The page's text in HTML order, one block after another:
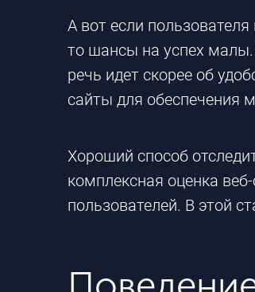
А вот если
то шансы на успех
речь идет скорее об
сайты для обеспечения
Хороший способ
комплексная оценка
пользователей. В этой